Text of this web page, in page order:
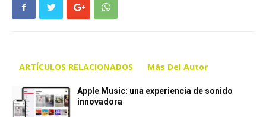
ARTÍCULOS RELACIONADOS Más Del Autor
Apple Music: una experiencia de sonido
innovadora